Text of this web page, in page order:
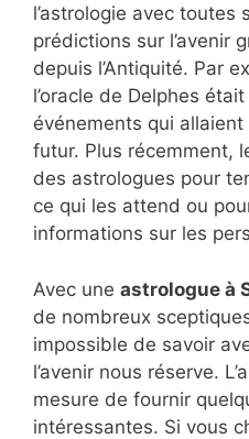
l’astrologie avec
prédictions sur l’avenir
depuis l’Antiquité. Par
l’oracle de Delphes
événements qui
futur. Plus récemment,
des astrologues pour
ce qui les attend ou
informations sur les
Avec une astrologue à
de nombreux
impossible de savoir
l’avenir nous réserve.
mesure de fournir
intéressantes. Si vous